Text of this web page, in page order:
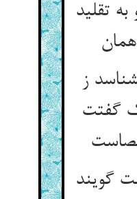
تقلید
ز
گفتت
گویند